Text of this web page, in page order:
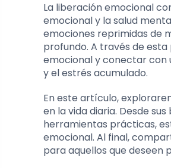
La liberación emocional
emocional y la salud
emociones reprimidas de
profundo. A través de
emocional y conectar con
y el estrés acumulado.
En este artículo,
en la vida diaria. Desde
herramientas prácticas,
emocional. Al final,
para aquellos que deseen